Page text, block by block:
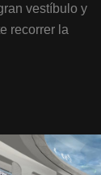
vestíbulo y
recorrer la